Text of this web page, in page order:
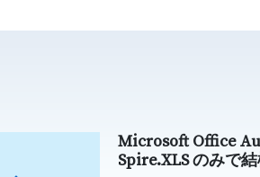
Microsoft Office
Spire.XLS のみで